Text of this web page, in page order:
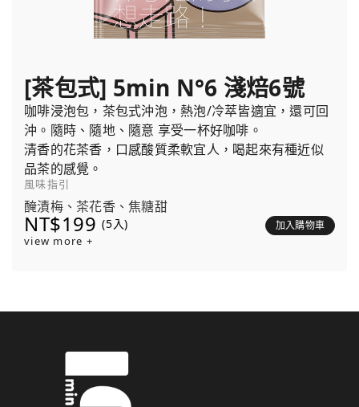
[茶包式] 5min N°6 淺焙6號
咖啡浸泡包，茶包式沖泡，熱泡/冷萃皆適宜，還可回
沖。隨時、隨地、隨意 享受一杯好咖啡。
清香的花茶香，口感酸質柔軟宜人，喝起來有種近似
品茶的感覺。
風味指引
醃漬梅、茶花香、焦糖甜
NT$199 (5入) 加入購物車
view more +